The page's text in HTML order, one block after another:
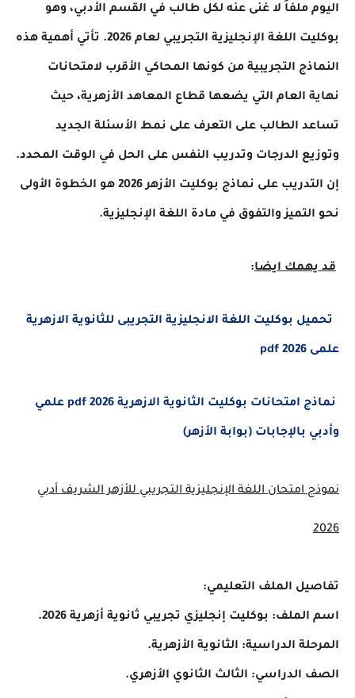
اليوم ملفاً لا غنى عنه لكل طالب في القسم الأدبي، وهو
بوكليت اللغة الإنجليزية التجريبي لعام 2026. تأتي أهمية هذه
النماذج التجريبية من كونها المحاكي الأقرب لامتحانات
نهاية العام التي يضعها قطاع المعاهد الأزهرية، حيث
تساعد الطالب على التعرف على نمط الأسئلة الجديد
وتوزيع الدرجات وتدريب النفس على الحل في الوقت المحدد.
إن التدريب على نماذج بوكليت الأزهر 2026 هو الخطوة الأولى
نحو التميز والتفوق في مادة اللغة الإنجليزية.
قد يهمك ايضا:
تحميل بوكليت اللغة الانجليزية التجريبى للثانوية الازهرية
علمى 2026 pdf
نماذج امتحانات بوكليت الثانوية الازهرية 2026 pdf علمي
وأدبي بالإجابات (بوابة الأزهر)
نموذج امتحان اللغة الإنجليزية التجريبي للأزهر الشريف أدبي
2026
تفاصيل الملف التعليمي:
اسم الملف: بوكليت إنجليزي تجريبي ثانوية أزهرية 2026.
المرحلة الدراسية: الثانوية الأزهرية.
الصف الدراسي: الثالث الثانوي الأزهري.